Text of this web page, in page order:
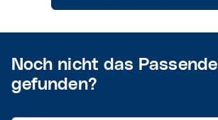
Noch nicht das Passende
gefunden?